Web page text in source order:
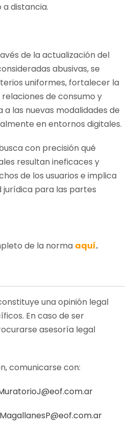
a distancia.
de la actualización del
abusivas, se
uniformes, fortalecer la
de consumo y
las nuevas modalidades de
en entornos digitales.
con precisión qué
resultan ineficaces y
de los usuarios e implica
jurídica para las partes
de la norma aquí.
una opinión legal
En caso de ser
asesoría legal
comunicarse con:
MagallanesP@eof.com.ar